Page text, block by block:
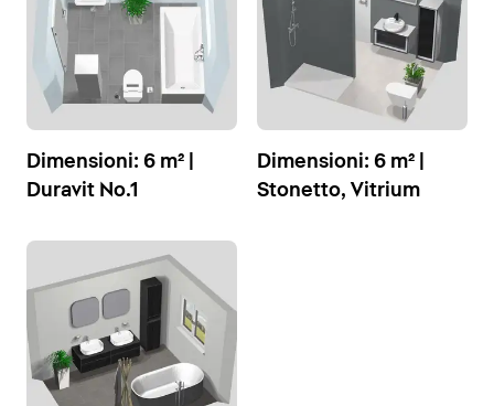
Dimensioni: 6 m² |
Duravit No.1
Dimensioni: 6 m² |
Stonetto, Vitrium